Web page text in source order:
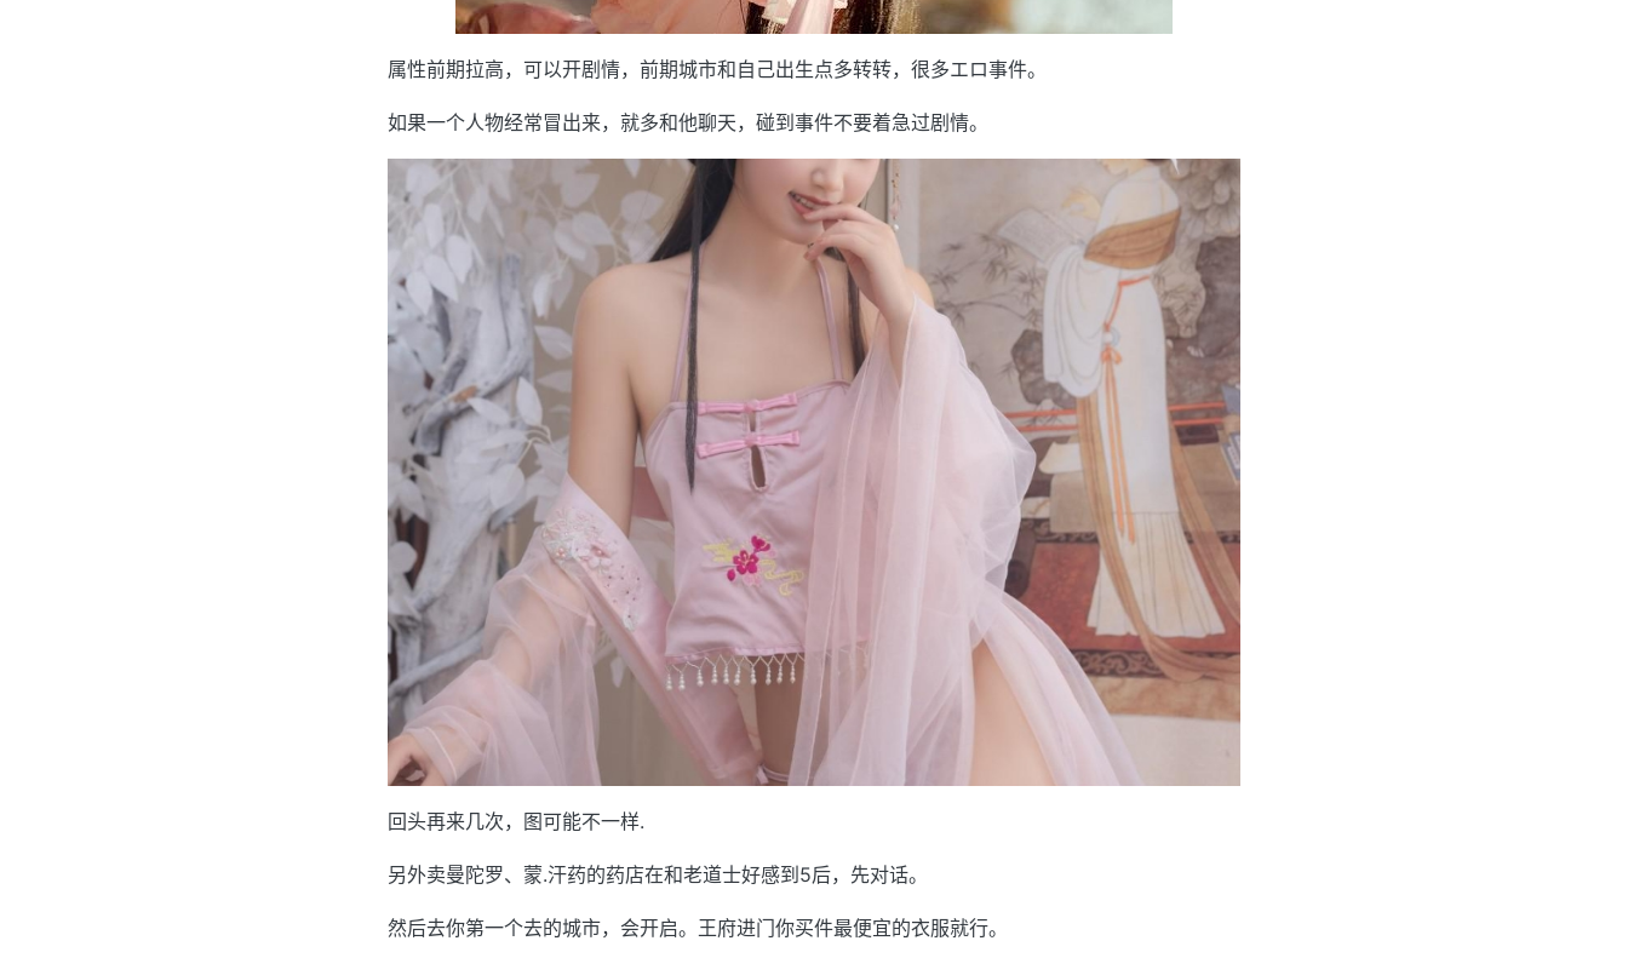
属性前期拉高，可以开剧情，前期城市和自己出生点多转转，很多エロ事件。
如果一个人物经常冒出来，就多和他聊天，碰到事件不要着急过剧情。
回头再来几次，图可能不一样.
另外卖曼陀罗、蒙.汗药的药店在和老道士好感到5后，先对话。
然后去你第一个去的城市，会开启。王府进门你买件最便宜的衣服就行。